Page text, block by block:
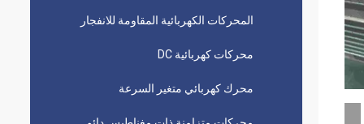
المحركات الكهربائية المقاومة للانفجار
محركات كهربائية DC
محرك كهربائي متغير السرعة